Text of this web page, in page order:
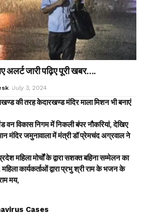
अलर्ट जारी पढ़िए पूरी खबर….
July 3, 2024
की तरह केदारखण्ड मंदिर माला मिशन भी बनाएं
वन विकास निगम में निकली बंपर नौकरियां, देखिए
मंदिर जमुनावाला में मंत्री डॉ प्रेमचंद अग्रवाल ने
महिला मोर्चों के द्वारा सशक्त बहिना सम्मेलन का
कार्यकर्ताओं द्वारा प्रभु श्री राम के भजन के
मय,
Cases